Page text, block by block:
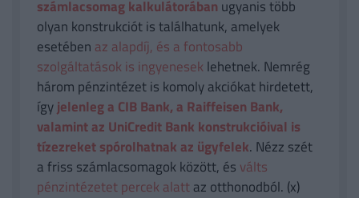
számlacsomag kalkulátorában ugyanis több
olyan konstrukciót is találhatunk, amelyek
esetében az alapdíj, és a fontosabb
szolgáltatások is ingyenesek lehetnek. Nemrég
három pénzintézet is komoly akciókat hirdetett,
ígyjelenleg a CIB Bank, a Raiffeisen Bank,
valamint az UniCredit Bank konstrukcióival is
tízezreket spórolhatnak az ügyfelek. Nézz szét
a friss számlacsomagok között, és válts
pénzintézetet percek alattaz otthonodból. (x)